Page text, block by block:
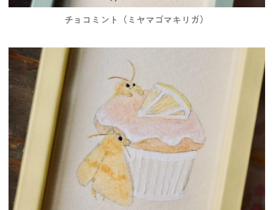
チョコミント（ミヤマゴマキリガ）